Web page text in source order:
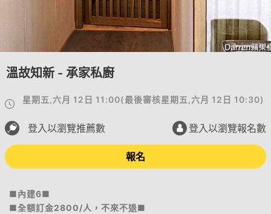
溫故知新 - 承家私廚
星期五,六月 12日 11:00(最後審核星期五,六月 12日 10:30)
登入以瀏覽推薦數 登入以瀏覽報名數
報名
■內建6■
■全額訂金2800/人，不來不退■